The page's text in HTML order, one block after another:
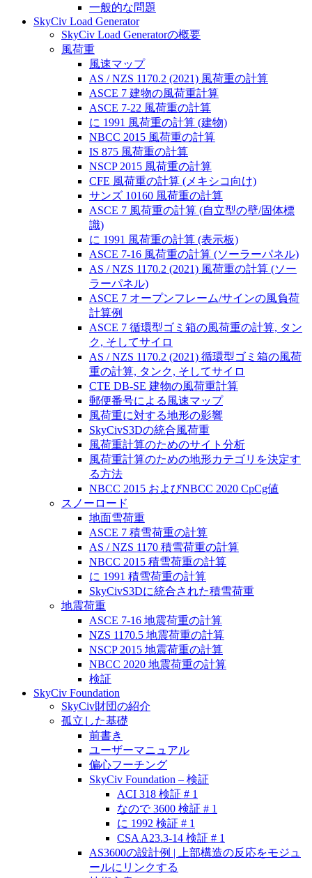
一般的な問題
SkyCiv Load Generator
SkyCiv Load Generatorの概要
風荷重
風速マップ
AS / NZS 1170.2 (2021) 風荷重の計算
ASCE 7 建物の風荷重計算
ASCE 7-22 風荷重の計算
に 1991 風荷重の計算 (建物)
NBCC 2015 風荷重の計算
IS 875 風荷重の計算
NSCP 2015 風荷重の計算
CFE 風荷重の計算 (メキシコ向け)
サンズ 10160 風荷重の計算
ASCE 7 風荷重の計算 (自立型の壁/固体標
識)
に 1991 風荷重の計算 (表示板)
ASCE 7-16 風荷重の計算 (ソーラーパネル)
AS / NZS 1170.2 (2021) 風荷重の計算 (ソー
ラーパネル)
ASCE 7 オープンフレーム/サインの風負荷
計算例
ASCE 7 循環型ゴミ箱の風荷重の計算, タン
ク, そしてサイロ
AS / NZS 1170.2 (2021) 循環型ゴミ箱の風荷
重の計算, タンク, そしてサイロ
CTE DB-SE 建物の風荷重計算
郵便番号による風速マップ
風荷重に対する地形の影響
SkyCivS3Dの統合風荷重
風荷重計算のためのサイト分析
風荷重計算のための地形カテゴリを決定す
る方法
NBCC 2015 およびNBCC 2020 CpCg値
スノーロード
地面雪荷重
ASCE 7 積雪荷重の計算
AS / NZS 1170 積雪荷重の計算
NBCC 2015 積雪荷重の計算
に 1991 積雪荷重の計算
SkyCivS3Dに統合された積雪荷重
地震荷重
ASCE 7-16 地震荷重の計算
NZS 1170.5 地震荷重の計算
NSCP 2015 地震荷重の計算
NBCC 2020 地震荷重の計算
検証
SkyCiv Foundation
SkyCiv財団の紹介
孤立した基礎
前書き
ユーザーマニュアル
偏心フーチング
SkyCiv Foundation – 検証
ACI 318 検証 # 1
なので 3600 検証 # 1
に 1992 検証 # 1
CSA A23.3-14 検証 # 1
AS3600の設計例 | 上部構造の反応をモジュ
ールにリンクする